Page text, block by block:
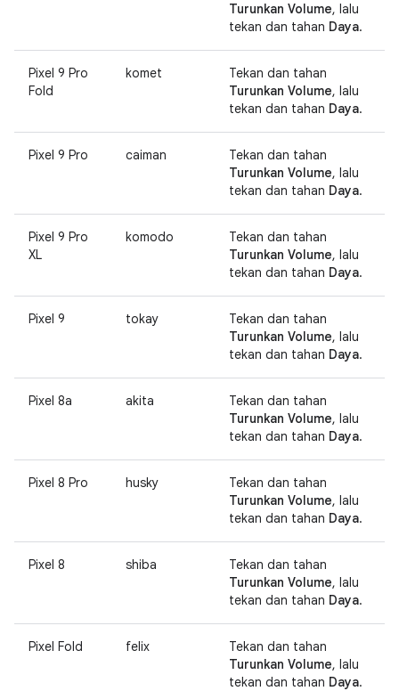
Turunkan Volume, lalu
tekan dan tahan Daya.
Pixel 9 Pro
Fold
komet
Tekan dan tahan
Turunkan Volume, lalu
tekan dan tahan Daya.
Pixel 9 Pro caiman
Tekan dan tahan
Turunkan Volume, lalu
tekan dan tahan Daya.
Pixel 9 Pro
XL
komodo
Tekan dan tahan
Turunkan Volume, lalu
tekan dan tahan Daya.
Pixel 9 tokay
Tekan dan tahan
Turunkan Volume, lalu
tekan dan tahan Daya.
Pixel 8a akita
Tekan dan tahan
Turunkan Volume, lalu
tekan dan tahan Daya.
Pixel 8 Pro husky
Tekan dan tahan
Turunkan Volume, lalu
tekan dan tahan Daya.
Pixel 8 shiba
Tekan dan tahan
Turunkan Volume, lalu
tekan dan tahan Daya.
Pixel Fold felix
Tekan dan tahan
Turunkan Volume, lalu
tekan dan tahan Daya.